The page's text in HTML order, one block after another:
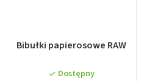
Bibułki papierosowe RAW
Dostępny